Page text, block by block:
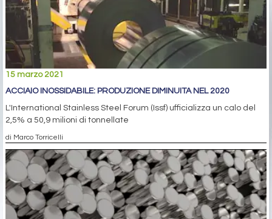
15 marzo 2021
ACCIAIO INOSSIDABILE: PRODUZIONE DIMINUITA NEL 2020
L'International Stainless Steel Forum (Issf) ufficializza un calo del
2,5% a 50,9 milioni di tonnellate
di Marco Torricelli